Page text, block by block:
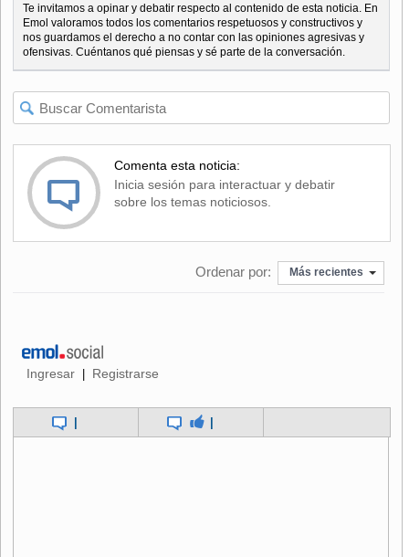
Te invitamos a opinar y debatir respecto al contenido de esta noticia. En
Emol valoramos todos los comentarios respetuosos y constructivos y
nos guardamos el derecho a no contar con las opiniones agresivas y
ofensivas. Cuéntanos qué piensas y sé parte de la conversación.
Comenta esta noticia:
Inicia sesión para interactuar y debatir
sobre los temas noticiosos.
Ordenar por: Más recientes
Ingresar | Registrarse
| |